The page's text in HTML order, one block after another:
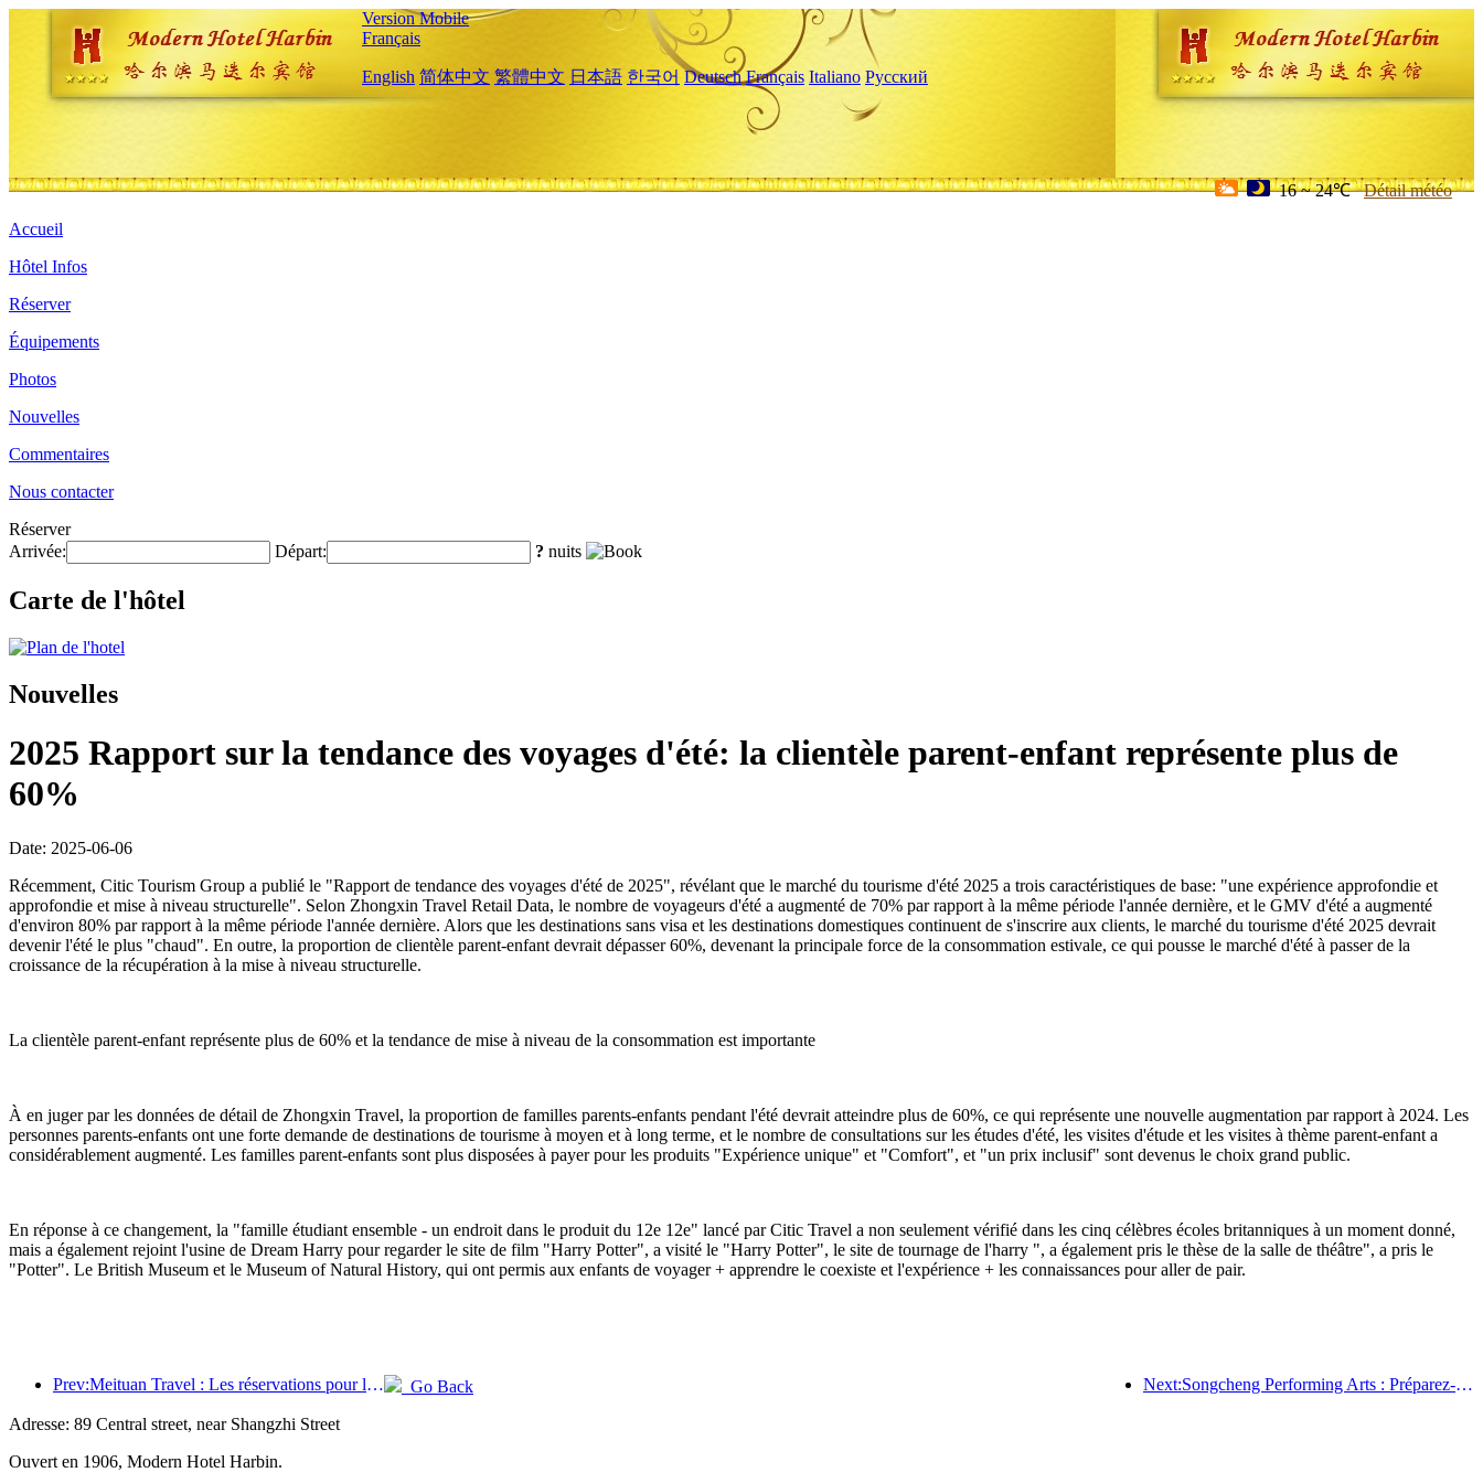
Version Mobile
Français
English 简体中文 繁體中文 日本語 한국어 Deutsch Français Italiano Русский
16 ~ 24℃ Détail météo
Accueil
Hôtel Infos
Réserver
Équipements
Photos
Nouvelles
Commentaires
Nous contacter
Réserver
Arrivée:
Départ: ? nuits
Carte de l'hôtel
Nouvelles
2025 Rapport sur la tendance des voyages d'été: la clientèle parent-enfant représente plus de
60%
Date: 2025-06-06
Récemment, Citic Tourism Group a publié le "Rapport de tendance des voyages d'été de 2025", révélant que le marché du tourisme d'été 2025 a trois caractéristiques de base: "une expérience approfondie et
approfondie et mise à niveau structurelle". Selon Zhongxin Travel Retail Data, le nombre de voyageurs d'été a augmenté de 70% par rapport à la même période l'année dernière, et le GMV d'été a augmenté
d'environ 80% par rapport à la même période l'année dernière. Alors que les destinations sans visa et les destinations domestiques continuent de s'inscrire aux clients, le marché du tourisme d'été 2025 devrait
devenir l'été le plus "chaud". En outre, la proportion de clientèle parent-enfant devrait dépasser 60%, devenant la principale force de la consommation estivale, ce qui pousse le marché d'été à passer de la
croissance de la récupération à la mise à niveau structurelle.
La clientèle parent-enfant représente plus de 60% et la tendance de mise à niveau de la consommation est importante
À en juger par les données de détail de Zhongxin Travel, la proportion de familles parents-enfants pendant l'été devrait atteindre plus de 60%, ce qui représente une nouvelle augmentation par rapport à 2024. Les
personnes parents-enfants ont une forte demande de destinations de tourisme à moyen et à long terme, et le nombre de consultations sur les études d'été, les visites d'étude et les visites à thème parent-enfant a
considérablement augmenté. Les familles parent-enfants sont plus disposées à payer pour les produits "Expérience unique" et "Comfort", et "un prix inclusif" sont devenus le choix grand public.
En réponse à ce changement, la "famille étudiant ensemble - un endroit dans le produit du 12e 12e" lancé par Citic Travel a non seulement vérifié dans les cinq célèbres écoles britanniques à un moment donné,
mais a également rejoint l'usine de Dream Harry pour regarder le site de film "Harry Potter", a visité le "Harry Potter", le site de tournage de l'harry ", a également pris le thèse de la salle de théâtre", a pris le
"Potter". Le British Museum et le Museum of Natural History, qui ont permis aux enfants de voyager + apprendre le coexiste et l'expérience + les connaissances pour aller de pair.
Prev:Meituan Travel : Les réservations pour les hôtels haut de gamme dans les comtés pendant le festival des bateaux-dragons sont très demandées, les familles avec enfants devenant la force principale Next:Songcheng Performing Arts : Préparez-vous à la fois au contenu du marché et à celui des événements pendant la haute saison touristique estivale
Go Back
Adresse: 89 Central street, near Shangzhi Street
Ouvert en 1906, Modern Hotel Harbin.